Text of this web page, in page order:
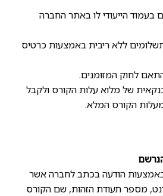
הייעודי לו באתר החברה
לשלם ב-עד 10 תשלומים ללא ריבית באמצעות כרטיס
לחוק המזומנים.
של מלוא עלות הקורס ולקבל
באמצעות הודעה בכתב לחברה אשר
מספר תעודת הזהות, שם הקורס